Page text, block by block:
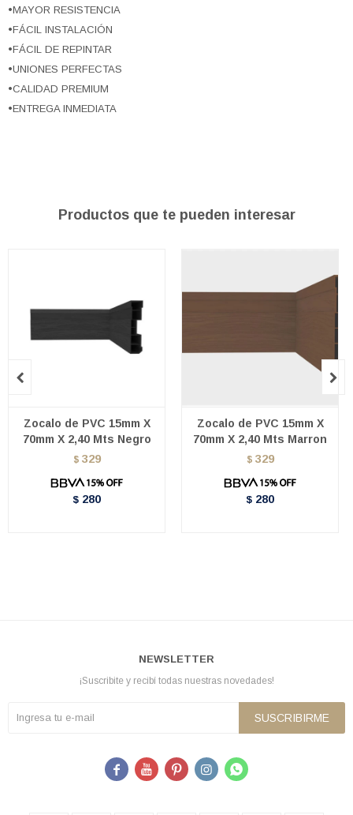
•MAYOR RESISTENCIA
•FÁCIL INSTALACIÓN
•FÁCIL DE REPINTAR
•UNIONES PERFECTAS
•CALIDAD PREMIUM
•ENTREGA INMEDIATA
Productos que te pueden interesar
Zocalo de PVC 15mm X
70mm X 2,40 Mts Negro
$ 329
$ 280
Zocalo de PVC 15mm X
70mm X 2,40 Mts Marron
$ 329
$ 280
 
NEWSLETTER
¡Suscribite y recibí todas nuestras novedades!
SUSCRIBIRME
    